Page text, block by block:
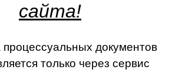
сайта!
документов
только через сервис